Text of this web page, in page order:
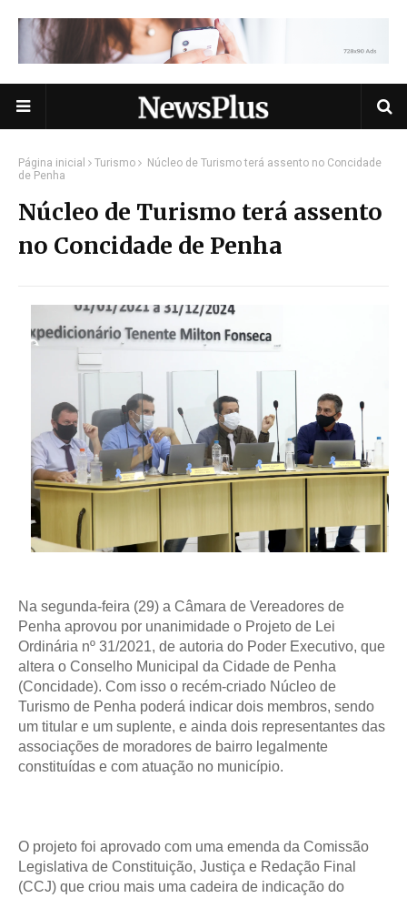
Página inicial Turismo
Núcleo de Turismo terá assento no Concidade
de Penha
Núcleo de Turismo terá assento
no Concidade de Penha
Na segunda-feira (29) a Câmara de Vereadores de
Penha aprovou por unanimidade o Projeto de Lei
Ordinária nº 31/2021, de autoria do Poder Executivo, que
altera o Conselho Municipal da Cidade de Penha
(Concidade). Com isso o recém-criado Núcleo de
Turismo de Penha poderá indicar dois membros, sendo
um titular e um suplente, e ainda dois representantes das
associações de moradores de bairro legalmente
constituídas e com atuação no município.
O projeto foi aprovado com uma emenda da Comissão
Legislativa de Constituição, Justiça e Redação Final
(CCJ) que criou mais uma cadeira de indicação do